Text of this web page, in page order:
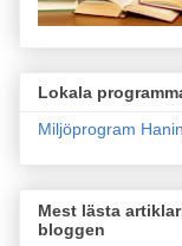
Lokala
Miljöprogram
Mest lästa
bloggen